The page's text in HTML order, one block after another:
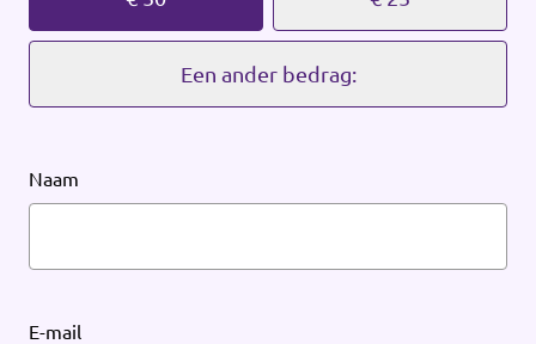
Werken bij Volt
Sprekersaanvraag
Charge - Wetenschappelijk Platform Volt
Een ander bedrag:
Naam
E-mail